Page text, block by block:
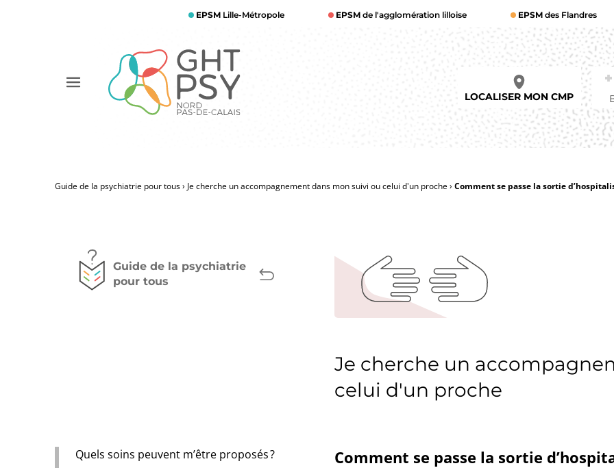
EPSM Lille-Métropole EPSM de l'agglomération lilloise EPSM des Flandres
Afficher
LOCALISER MON CMP
Guide de la psychiatrie pour tous Je cherche un accompagnement dans mon suivi ou celui d'un proche Comment se passe la sortie
Guide de la psychiatrie
pour tous
Je cherche un
celui d'un proche
Comment se passe la sortie
Quels soins peuvent m’être proposés ?